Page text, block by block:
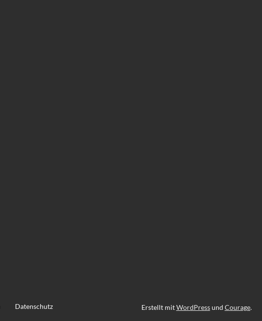
Datenschutz Erstellt mitWordPressund Courage.